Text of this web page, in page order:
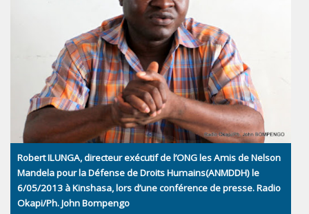
Robert ILUNGA, directeur exécutif de l’ONG les Amis de Nelson
Mandela pour la Défense de Droits Humains(ANMDDH) le
6/05/2013 à Kinshasa, lors d’une conférence de presse. Radio
Okapi/Ph. John Bompengo